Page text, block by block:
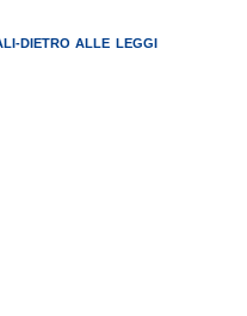
DIETRO ALLE LEGGI